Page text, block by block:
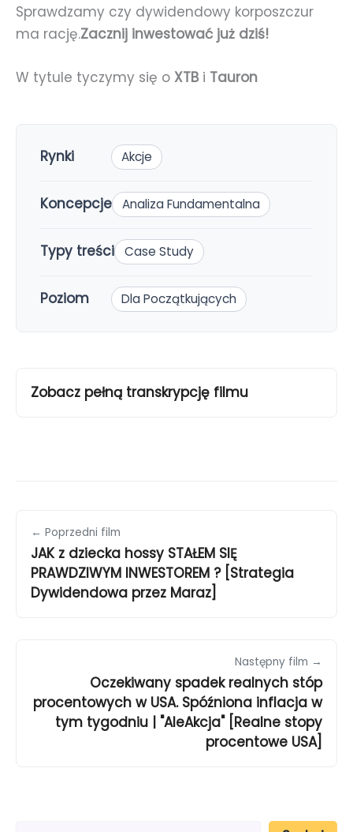
Sprawdzamy czy dywidendowy korposzczur
ma rację.Zacznij inwestować już dziś!
W tytule tyczymy się o XTBi Tauron
Rynki Akcje
Koncepcje Analiza Fundamentalna
Typy treści Case Study
Poziom Dla Początkujących
Zobacz pełną transkrypcję filmu
← Poprzedni film
JAK z dziecka hossy STAŁEM SIĘ
PRAWDZIWYM INWESTOREM ? [Strategia
Dywidendowa przez Maraz]
Następny film →
Oczekiwany spadek realnych stóp
procentowych w USA. Spóźniona inflacja w
tym tygodniu | "AleAkcja" [Realne stopy
procentowe USA]